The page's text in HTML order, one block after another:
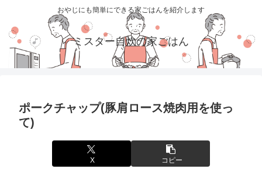
おやじにも簡単にできる家ごはんを紹介します
ミスター自炊の家ごはん
ポークチャップ(豚肩ロース焼肉用を使っ
て)
X コピー